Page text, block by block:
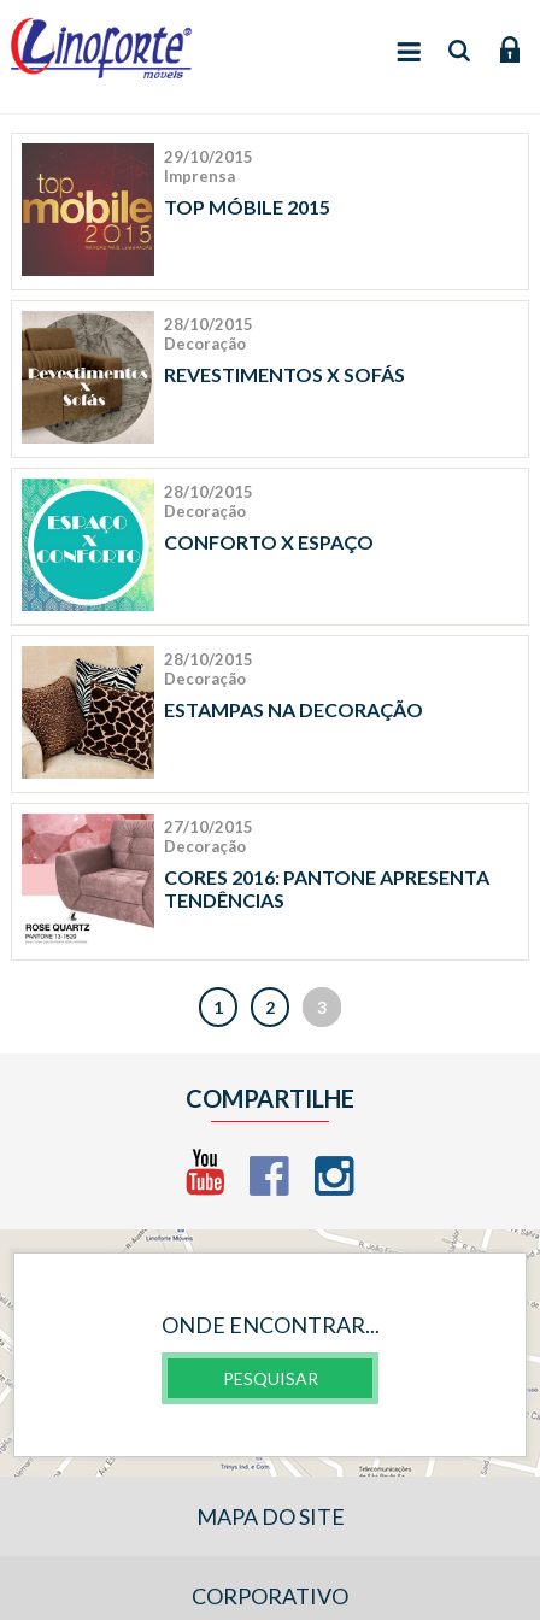
29/10/2015
Imprensa
TOP MÓBILE 2015
28/10/2015
Decoração
REVESTIMENTOS X SOFÁS
28/10/2015
Decoração
CONFORTO X ESPAÇO
28/10/2015
Decoração
ESTAMPAS NA DECORAÇÃO
27/10/2015
Decoração
CORES 2016: PANTONE APRESENTA
TENDÊNCIAS
1 2 3
COMPARTILHE
ONDE ENCONTRAR...
PESQUISAR
MAPA DO SITE
CORPORATIVO